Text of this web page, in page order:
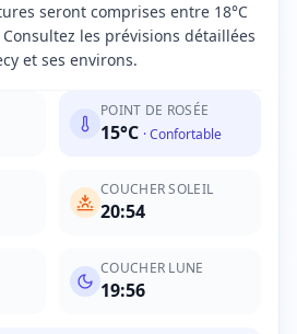
seront comprises entre 18°C
Consultez les prévisions détaillées
et ses environs.
POINT DE ROSÉE
15°C ·Confortable
COUCHER SOLEIL
20:54
COUCHER LUNE
19:56